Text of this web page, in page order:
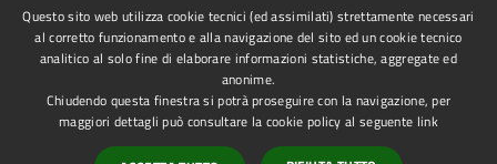
Accessibilità
Copyright © 2024 Città
di Ciampino
Powered byMunicipium
Questo sito web utilizza cookie tecnici (ed assimilati) strettamente necessari
al corretto funzionamento e alla navigazione del sito ed un cookie tecnico
analitico al solo fine di elaborare informazioni statistiche, aggregate ed
anonime.
Chiudendo questa finestra si potrà proseguire con la navigazione, per
maggiori dettagli può consultare la cookie policy al seguente link